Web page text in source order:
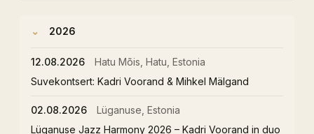
2026
12.08.2026
Hatu Mõis, Hatu, Estonia
Suvekontsert: Kadri Voorand & Mihkel Mälgand
02.08.2026
Lüganuse, Estonia
Lüganuse Jazz Harmony 2026 – Kadri Voorand in duo